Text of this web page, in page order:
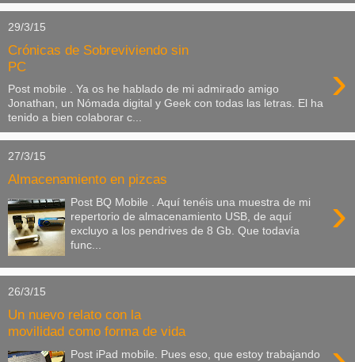
29/3/15
Crónicas de Sobreviviendo sin
PC
›
Post mobile . Ya os he hablado de mi admirado amigo
Jonathan, un Nómada digital y Geek con todas las letras. El ha
tenido a bien colaborar c...
27/3/15
Almacenamiento en pizcas
›
Post BQ Mobile . Aquí tenéis una muestra de mi
repertorio de almacenamiento USB, de aquí
excluyo a los pendrives de 8 Gb. Que todavía
func...
26/3/15
Un nuevo relato con la
movilidad como forma de vida
Post iPad mobile. Pues eso, que estoy trabajando